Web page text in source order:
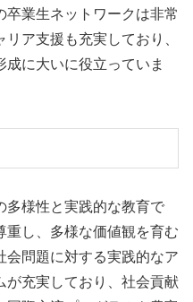
業生ネットワークは非常
ア支援も充実しており、
に大いに役立っていま
多様性と実践的な教育で
重し、多様な価値観を育む
会問題に対する実践的なア
が充実しており、社会貢献